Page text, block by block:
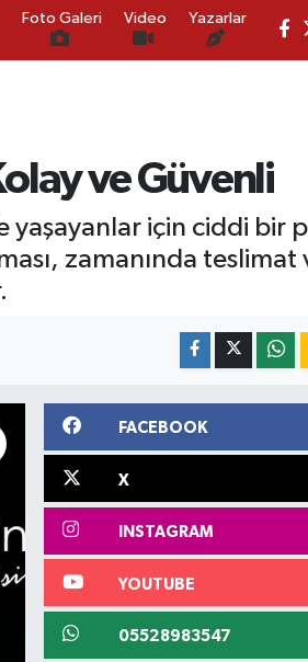
Foto Galeri Video Yazarlar
ve Güvenli
yaşayanlar için ciddi bir
zamanında teslimat
FACEBOOK
X
INSTAGRAM
YOUTUBE
05528983547